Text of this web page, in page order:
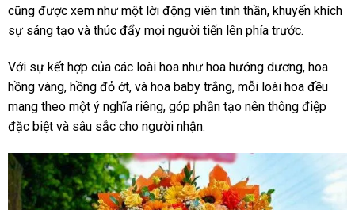
cũng được xem như một lời động viên tinh thần, khuyến khích
sự sáng tạo và thúc đẩy mọi người tiến lên phía trước.
Với sự kết hợp của các loài hoa như hoa hướng dương, hoa
hồng vàng, hồng đỏ ớt, và hoa baby trắng, mỗi loài hoa đều
mang theo một ý nghĩa riêng, góp phần tạo nên thông điệp
đặc biệt và sâu sắc cho người nhận.